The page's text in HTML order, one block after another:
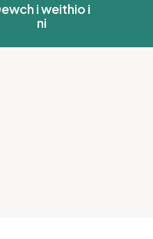
i weithio i
ni